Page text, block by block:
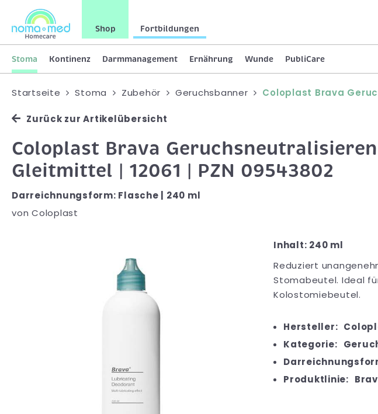
Shop Fortbildungen
Stoma Kontinenz Darmmanagement Ernährung Wunde PubliCare
Startseite Stoma Zubehör Geruchsbanner Coloplast Brava
Zurück zur Artikelübersicht
Coloplast Brava
Gleitmittel | 12061 | PZN 09543802
Darreichnungsform: Flasche | 240 ml
von Coloplast
Inhalt: 240 ml
Reduziert
Stomabeutel. Ideal
Kolostomiebeutel.
Hersteller:
Kategorie:
Produktlinie: